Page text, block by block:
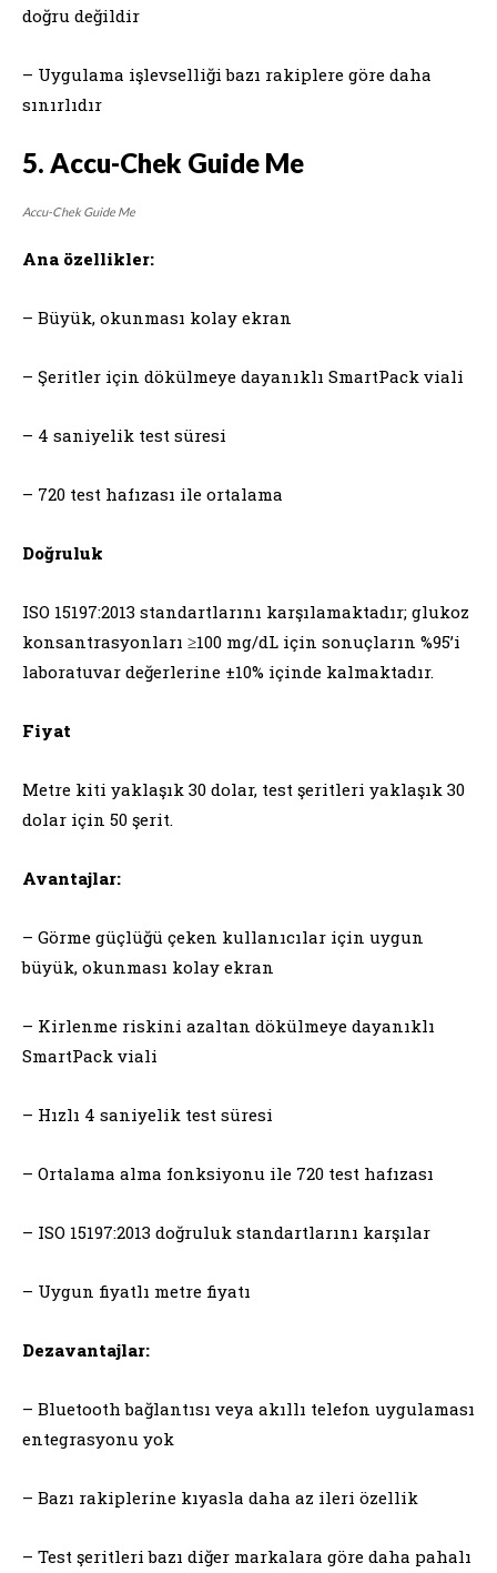
doğru değildir
– Uygulama işlevselliği bazı rakiplere göre daha
sınırlıdır
5. Accu-Chek Guide Me
Accu-Chek Guide Me
Ana özellikler:
– Büyük, okunması kolay ekran
– Şeritler için dökülmeye dayanıklı SmartPack viali
– 4 saniyelik test süresi
– 720 test hafızası ile ortalama
Doğruluk
ISO 15197:2013 standartlarını karşılamaktadır; glukoz
konsantrasyonları ≥100 mg/dL için sonuçların %95’i
laboratuvar değerlerine ±10% içinde kalmaktadır.
Fiyat
Metre kiti yaklaşık 30 dolar, test şeritleri yaklaşık 30
dolar için 50 şerit.
Avantajlar:
– Görme güçlüğü çeken kullanıcılar için uygun
büyük, okunması kolay ekran
– Kirlenme riskini azaltan dökülmeye dayanıklı
SmartPack viali
– Hızlı 4 saniyelik test süresi
– Ortalama alma fonksiyonu ile 720 test hafızası
– ISO 15197:2013 doğruluk standartlarını karşılar
– Uygun fiyatlı metre fiyatı
Dezavantajlar:
– Bluetooth bağlantısı veya akıllı telefon uygulaması
entegrasyonu yok
– Bazı rakiplerine kıyasla daha az ileri özellik
– Test şeritleri bazı diğer markalara göre daha pahalı